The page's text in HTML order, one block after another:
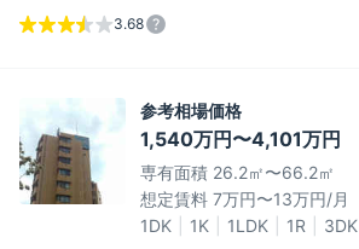
3.68
参考相場価格
1,540万円〜4,101万円
専有面積 26.2㎡〜66.2㎡
想定賃料 7万円〜13万円/月
1DK
1K 1LDK 1R 3DK